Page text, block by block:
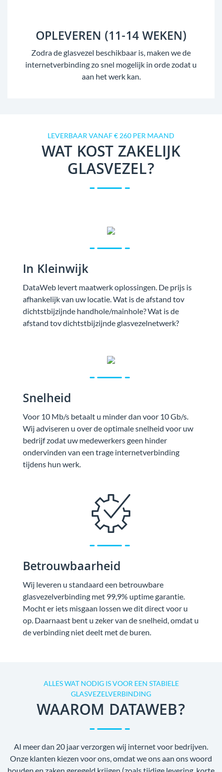
OPLEVEREN (11-14 WEKEN)
Zodra de glasvezel beschikbaar is, maken we de
internetverbinding zo snel mogelijk in orde zodat u
aan het werk kan.
LEVERBAAR VANAF € 260 PER MAAND
WAT KOST ZAKELIJK
GLASVEZEL?
In Kleinwijk
DataWeb levert maatwerk oplossingen. De prijs is
afhankelijk van uw locatie. Wat is de afstand tov
dichtstbijzijnde handhole/mainhole? Wat is de
afstand tov dichtstbijzijnde glasvezelnetwerk?
Snelheid
Voor 10 Mb/s betaalt u minder dan voor 10 Gb/s.
Wij adviseren u over de optimale snelheid voor uw
bedrijf zodat uw medewerkers geen hinder
ondervinden van een trage internetverbinding
tijdens hun werk.
Betrouwbaarheid
Wij leveren u standaard een betrouwbare
glasvezelverbinding met 99,9% uptime garantie.
Mocht er iets misgaan lossen we dit direct voor u
op. Daarnaast bent u zeker van de snelheid, omdat u
de verbinding niet deelt met de buren.
ALLES WAT NODIG IS VOOR EEN STABIELE
GLASVEZELVERBINDING
WAAROM DATAWEB?
Al meer dan 20 jaar verzorgen wij internet voor bedrijven.
Onze klanten kiezen voor ons, omdat we ons aan ons woord
houden en zaken geregeld krijgen (zoals tijdige levering, korte